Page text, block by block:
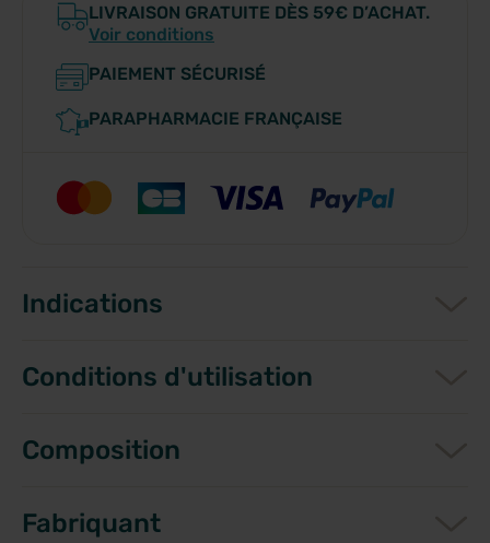
LIVRAISON GRATUITE DÈS 59€ D’ACHAT.
Voir conditions
PAIEMENT SÉCURISÉ
PARAPHARMACIE FRANÇAISE
Indications
Conditions d'utilisation
Composition
Fabriquant